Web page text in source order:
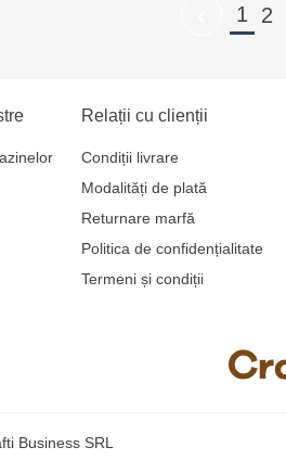
1 2
Relații cu clienții
Condiții livrare
Modalități de plată
Returnare marfă
Politica de confidențialitate
Termeni și condiții
Business SRL